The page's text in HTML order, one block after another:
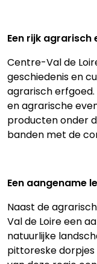
Een rijk
Centre-Val de
geschiedenis en
agrarisch
en agrarische
producten onder
banden met de
Een aangename
Naast de
Val de Loire een
natuurlijke
pittoreske